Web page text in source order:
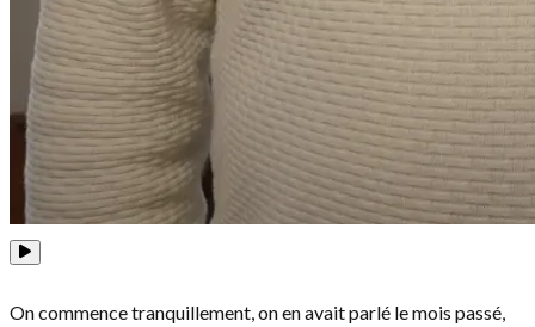
On commence tranquillement, on en avait parlé le mois passé,